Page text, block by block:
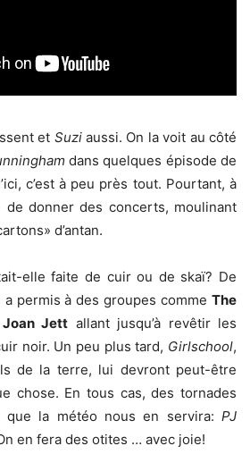
et Suziaussi. On la voit au côté
dans quelques épisode de
c’est à peu près tout. Pourtant, à
de donner des concerts, moulinant
d’antan.
elle faite de cuir ou de skaï? De
permis à des groupes comme The
Joan Jett allant jusqu’à revêtir les
noir. Un peu plus tard, Girlschool,
de la terre, lui devront peut-être
chose. En tous cas, des tornades
que la météo nous en servira: PJ
en fera des otites … avec joie!